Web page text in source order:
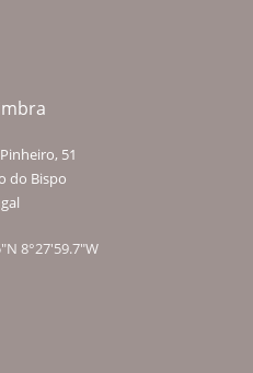
51
do Bispo
8°27'59.7"W